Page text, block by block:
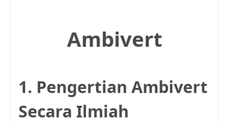
Ambivert
1. Pengertian Ambivert
Secara Ilmiah